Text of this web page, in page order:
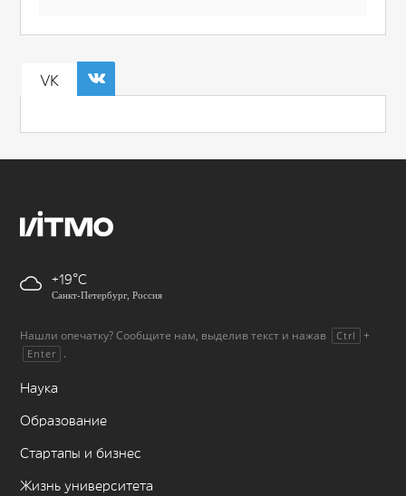
VK
+19
Санкт-Петербург, Россия
Нашли опечатку? Сообщите нам, выделив текст и нажав Ctrl +
Enter .
Наука
Образование
Стартапы и бизнес
Жизнь университета